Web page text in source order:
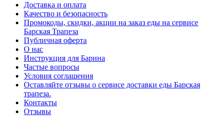
Доставка и оплата
Качество и безопасность
Промокоды, скидки, акции на заказ еды на сервисе
Барская Трапеза
Публичная оферта
О нас
Инструкция для Барина
Частые вопросы
Условия соглашения
Оставляйте отзывы о сервисе доставки еды Барская
трапеза.
Контакты
Отзывы